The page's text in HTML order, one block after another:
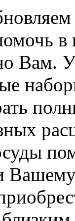
в
Вам.